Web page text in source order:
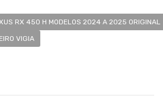
RX 450 H MODELOS 2024 A 2025 ORIGINAL
VIGIA